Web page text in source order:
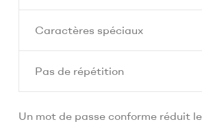
Caractères spéciaux
Pas de répétition
Un mot de passe conforme réduit